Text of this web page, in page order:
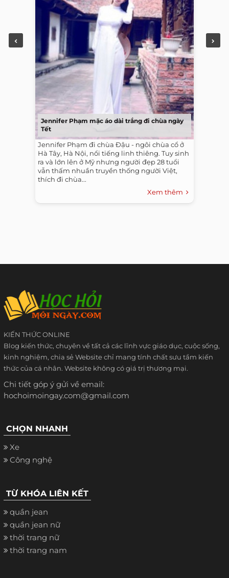
Jennifer Phạm mặc áo dài trắng đi chùa ngày
Tết
Jennifer Phạm đi chùa Đậu - ngôi chùa cổ ở
Hà Tây, Hà Nội, nổi tiếng linh thiêng. Tuy sinh
ra và lớn lên ở Mỹ nhưng người đẹp 28 tuổi
vẫn thấm nhuần truyền thống người Việt,
thích đi chùa...
Xem thêm
KIẾN THỨC ONLINE
Blog kiến thức, chuyên về tất cả các lĩnh vực giáo dục, cuộc sống,
kinh nghiệm, chia sẻ Website chỉ mang tính chất sưu tầm kiến
thức của cá nhân. Website không có giá trị thương mại.
Chi tiết góp ý gửi về email:
hochoimoingay.com@gmail.com
CHỌN NHANH
Xe
Công nghệ
TỪ KHÓA LIÊN KẾT
quần jean
quần jean nữ
thời trang nữ
thời trang nam